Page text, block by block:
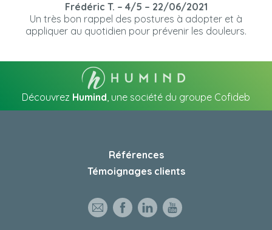
Frédéric T. – 4/5 – 22/06/2021
Un très bon rappel des postures à adopter et à
appliquer au quotidien pour prévenir les douleurs.
Découvrez Humind, une société du groupe Cofideb
Références
Témoignages clients